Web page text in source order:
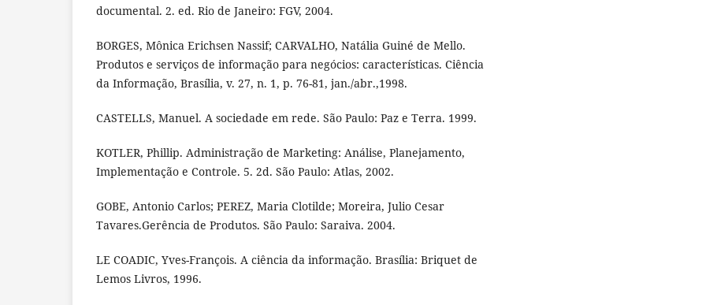
documental. 2. ed. Rio de Janeiro: FGV, 2004.
BORGES, Mônica Erichsen Nassif; CARVALHO, Natália Guiné de Mello.
Produtos e serviços de informação para negócios: características. Ciência
da Informação, Brasília, v. 27, n. 1, p. 76-81, jan./abr.,1998.
CASTELLS, Manuel. A sociedade em rede. São Paulo: Paz e Terra. 1999.
KOTLER, Phillip. Administração de Marketing: Análise, Planejamento,
Implementação e Controle. 5. 2d. São Paulo: Atlas, 2002.
GOBE, Antonio Carlos; PEREZ, Maria Clotilde; Moreira, Julio Cesar
Tavares.Gerência de Produtos. São Paulo: Saraiva. 2004.
LE COADIC, Yves-François. A ciência da informação. Brasília: Briquet de
Lemos Livros, 1996.